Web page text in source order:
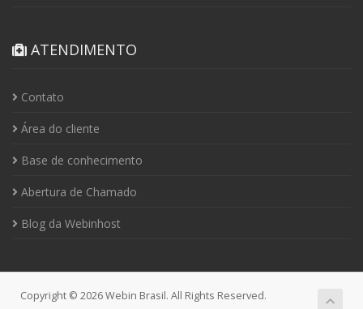
ATENDIMENTO
Contato
Área do cliente
Base de conhecimento
Abertura de Chamado
Blog da Webinhost
Copyright © 2026 Webin Brasil. All Rights Reserved.